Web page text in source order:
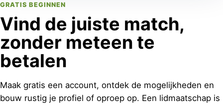
GRATIS BEGINNEN
Vind de juiste match,
zonder meteen te
betalen
Maak gratis een account, ontdek de mogelijkheden en
bouw rustig je profiel of oproep op. Een lidmaatschap is